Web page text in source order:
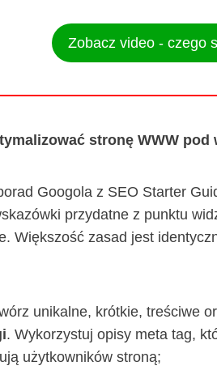
Zobacz video - czego
stronę WWW
Googola z SEO Starter
przydatne z punktu
Większość zasad jest
unikalne, krótkie, treściwe
. Wykorzystuj opisy meta tag,
użytkowników stroną;